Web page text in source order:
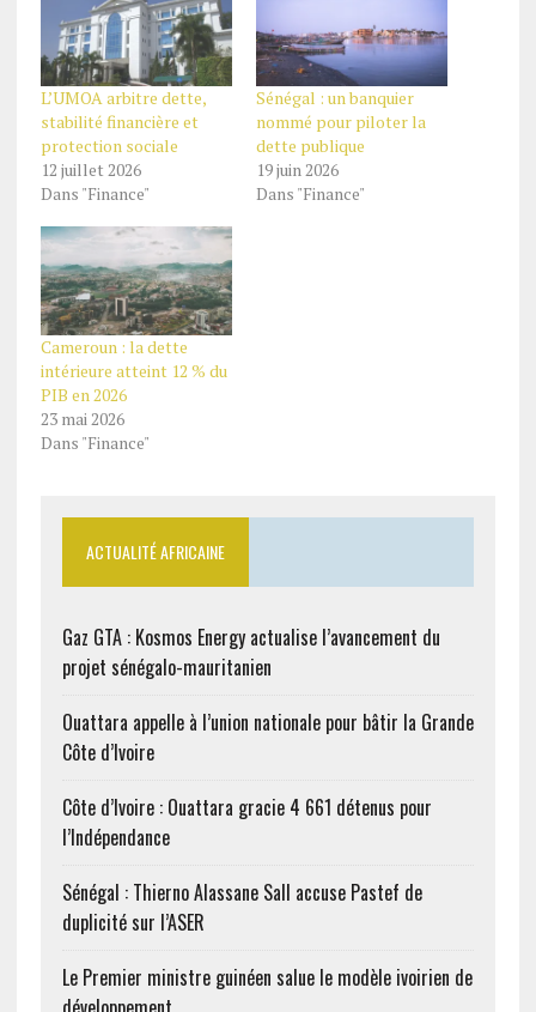
L’UMOA arbitre dette,
stabilité financière et
protection sociale
12 juillet 2026
Dans "Finance"
Sénégal : un banquier
nommé pour piloter la
dette publique
19 juin 2026
Dans "Finance"
Cameroun : la dette
intérieure atteint 12 % du
PIB en 2026
23 mai 2026
Dans "Finance"
ACTUALITÉ AFRICAINE
Gaz GTA : Kosmos Energy actualise l’avancement du
projet sénégalo-mauritanien
Ouattara appelle à l’union nationale pour bâtir la Grande
Côte d’Ivoire
Côte d’Ivoire : Ouattara gracie 4 661 détenus pour
l’Indépendance
Sénégal : Thierno Alassane Sall accuse Pastef de
duplicité sur l’ASER
Le Premier ministre guinéen salue le modèle ivoirien de